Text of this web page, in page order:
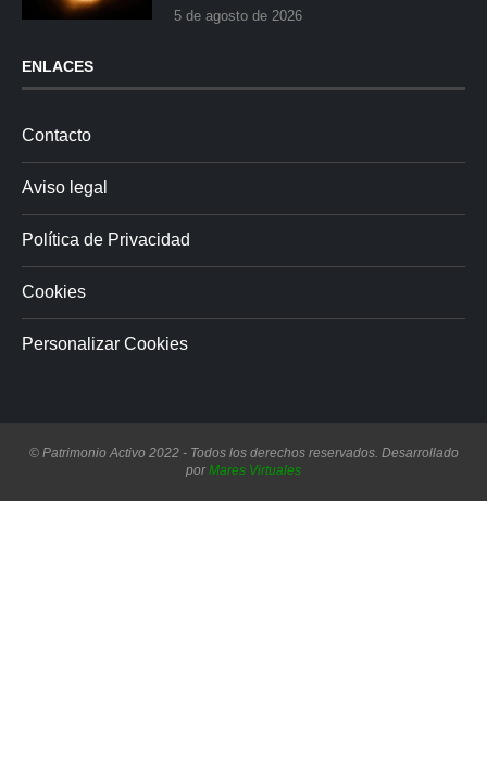
5 de agosto de 2026
ENLACES
Contacto
Aviso legal
Política de Privacidad
Cookies
Personalizar Cookies
© Patrimonio Activo 2022 - Todos los derechos reservados. Desarrollado
porMares Virtuales